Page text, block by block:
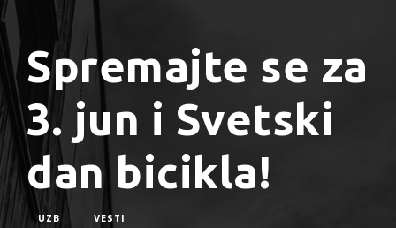
Spremajte se za
3. jun i Svetski
dan bicikla!
UZB
VESTI